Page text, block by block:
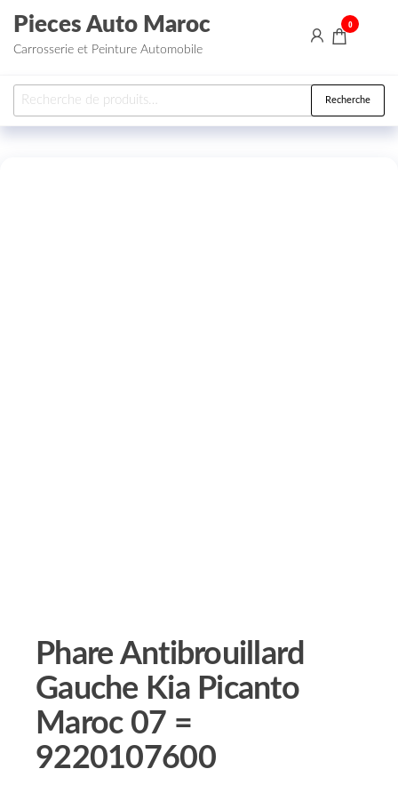
Aller au contenu
Pieces Auto Maroc
Carrosserie et Peinture Automobile
0
Recherche pour : Recherche
Phare Antibrouillard
Gauche Kia Picanto
Maroc 07 =
9220107600